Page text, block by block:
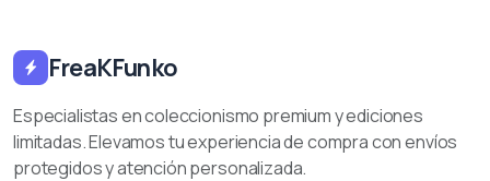
FreaKFunko
Especialistas en coleccionismo premium y ediciones
limitadas. Elevamos tu experiencia de compra con envíos
protegidos y atención personalizada.